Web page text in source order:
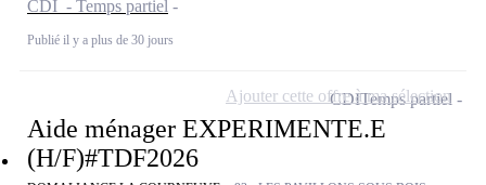
CDI - Temps partiel
Publié il y a plus de 30 jours
Aide ménager EXPERIMENTE.E
(H/F)#TDF2026
CDITemps partiel
Ajouter cette offre à ma sélection